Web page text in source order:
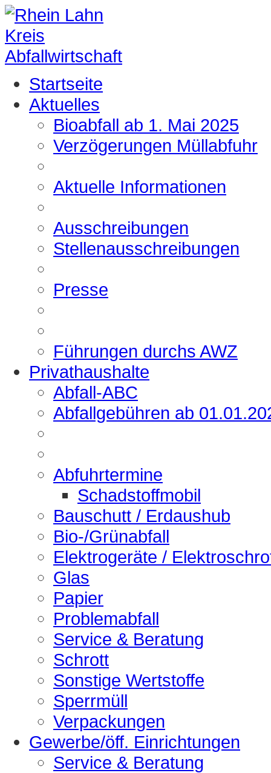
Startseite
Aktuelles
Bioabfall ab 1. Mai 2025
Verzögerungen Müllabfuhr
Aktuelle Informationen
Ausschreibungen
Stellenausschreibungen
Presse
Führungen durchs AWZ
Privathaushalte
Abfall-ABC
Abfallgebühren ab
Abfuhrtermine
Schadstoffmobil
Bauschutt / Erdaushub
Bio-/Grünabfall
Elektrogeräte /
Glas
Papier
Problemabfall
Service & Beratung
Schrott
Sonstige Wertstoffe
Sperrmüll
Verpackungen
Gewerbe/öff. Einrichtungen
Service & Beratung